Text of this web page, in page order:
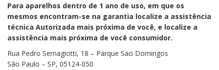
Para aparelhos dentro de 1 ano de uso, em que os
mesmos encontram-se na garantia localize a assistência
técnica Autorizada mais próxima de você, e localize a
assistência mais próxima de você consumidor.
Rua Pedro Sernagiotti, 18 – Parque Sao Domingos
São Paulo – SP, 05124-050